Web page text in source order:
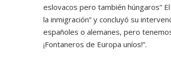
eslovacos pero también húngaros”
la inmigración” y concluyó su
españoles o alemanes, pero
¡Fontaneros de Europa uníos!”.